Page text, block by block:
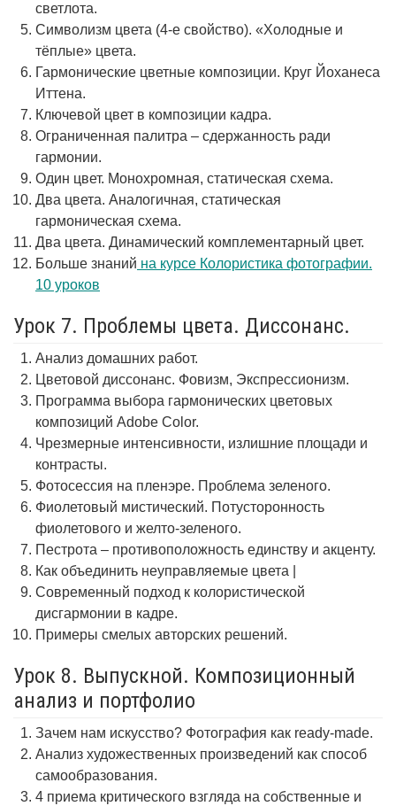
светлота.
Символизм цвета (4-е свойство). «Холодные и
тёплые» цвета.
Гармонические цветные композиции. Круг Йоханеса
Иттена.
Ключевой цвет в композиции кадра.
Ограниченная палитра – сдержанность ради
гармонии.
Один цвет. Монохромная, статическая схема.
Два цвета. Аналогичная, статическая
гармоническая схема.
Два цвета. Динамический комплементарный цвет.
Больше знаний на курсе Колористика фотографии.
10 уроков
Урок 7. Проблемы цвета. Диссонанс.
Анализ домашних работ.
Цветовой диссонанс. Фовизм, Экспрессионизм.
Программа выбора гармонических цветовых
композиций Adobe Color.
Чрезмерные интенсивности, излишние площади и
контрасты.
Фотосессия на пленэре. Проблема зеленого.
Фиолетовый мистический. Потусторонность
фиолетового и желто-зеленого.
Пестрота – противоположность единству и акценту.
Как объединить неуправляемые цвета |
Современный подход к колористической
дисгармонии в кадре.
Примеры смелых авторских решений.
Урок 8. Выпускной. Композиционный
анализ и портфолио
Зачем нам искусство? Фотография как ready-made.
Анализ художественных произведений как способ
самообразования.
4 приема критического взгляда на собственные и